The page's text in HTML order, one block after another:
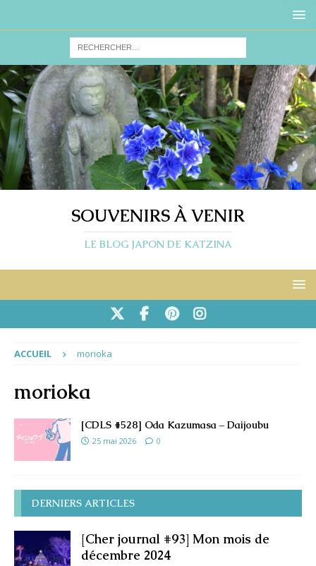
SOUVENIRS À VENIR
LE BLOG JAPON DE KATZINA
ACCUEIL morioka
morioka
[CDLS #528] Oda Kazumasa – Daijoubu
25 mai 2026 0
DERNIERS ARTICLES
[Cher journal #93] Mon mois de
décembre 2024